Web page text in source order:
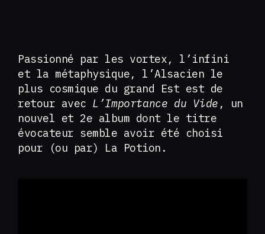
Passionné par les vortex, l’infini
et la métaphysique, l’Alsacien le
plus cosmique du grand Est est de
retour avec L’Importance du Vide , un
nouvel et 2e album dont le titre
évocateur semble avoir été choisi
pour (ou par) La Potion.